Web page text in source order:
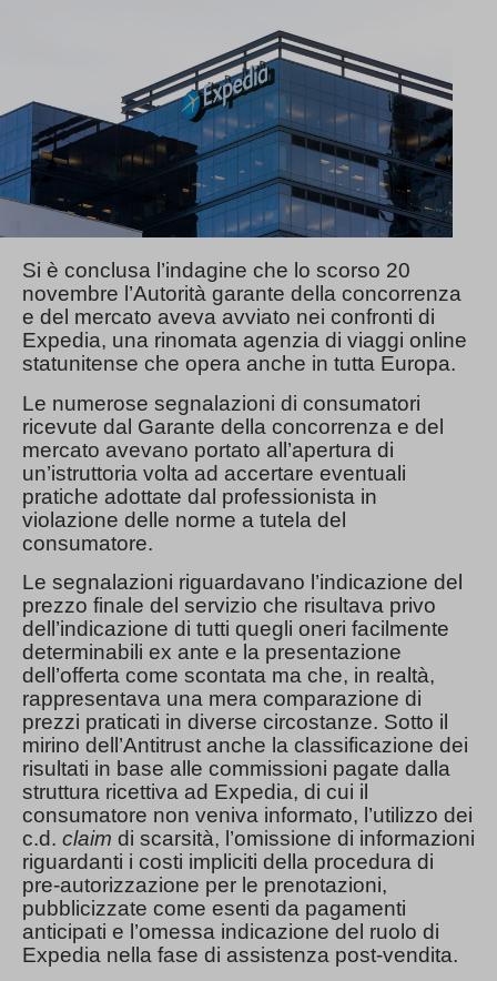
Si è conclusa l’indagine che lo scorso 20
novembre l’Autorità garante della concorrenza
e del mercato aveva avviato nei confronti di
Expedia, una rinomata agenzia di viaggi online
statunitense che opera anche in tutta Europa.
Le numerose segnalazioni di consumatori
ricevute dal Garante della concorrenza e del
mercato avevano portato all’apertura di
un’istruttoria volta ad accertare eventuali
pratiche adottate dal professionista in
violazione delle norme a tutela del
consumatore.
Le segnalazioni riguardavano l’indicazione del
prezzo finale del servizio che risultava privo
dell’indicazione di tutti quegli oneri facilmente
determinabili ex ante e la presentazione
dell’offerta come scontata ma che, in realtà,
rappresentava una mera comparazione di
prezzi praticati in diverse circostanze. Sotto il
mirino dell’Antitrust anche la classificazione dei
risultati in base alle commissioni pagate dalla
struttura ricettiva ad Expedia, di cui il
consumatore non veniva informato, l’utilizzo dei
c.d. claim di scarsità, l’omissione di informazioni
riguardanti i costi impliciti della procedura di
pre-autorizzazione per le prenotazioni,
pubblicizzate come esenti da pagamenti
anticipati e l’omessa indicazione del ruolo di
Expedia nella fase di assistenza post-vendita.